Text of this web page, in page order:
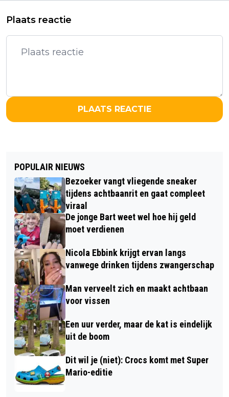
Plaats reactie
PLAATS REACTIE
POPULAIR NIEUWS
Bezoeker vangt vliegende sneaker
tijdens achtbaanrit en gaat compleet
viraal
De jonge Bart weet wel hoe hij geld
moet verdienen
Nicola Ebbink krijgt ervan langs
vanwege drinken tijdens zwangerschap
Man verveelt zich en maakt achtbaan
voor vissen
Een uur verder, maar de kat is eindelijk
uit de boom
Dit wil je (niet): Crocs komt met Super
Mario-editie